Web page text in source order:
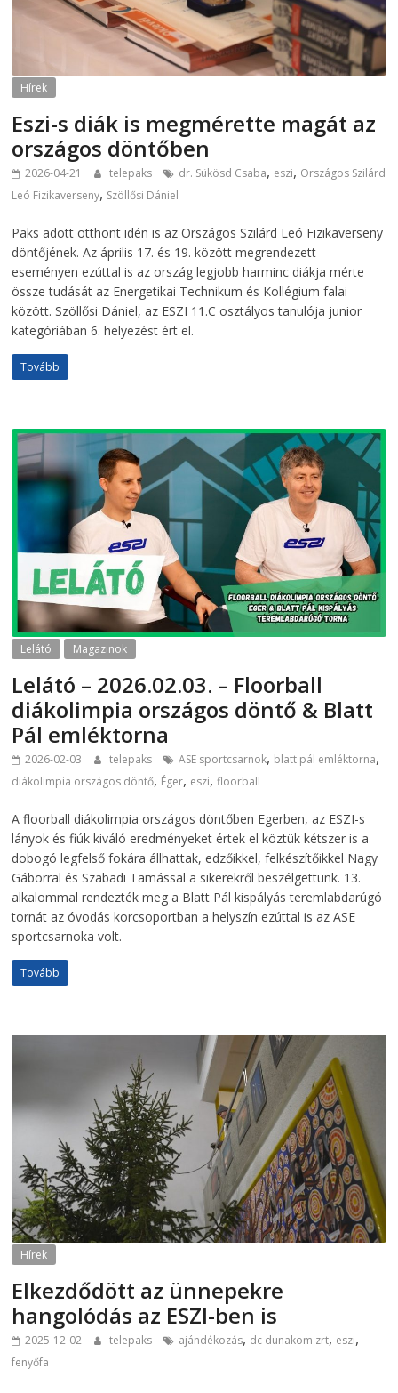
Hírek
Eszi-s diák is megmérette magát az
országos döntőben
2026-04-21 telepaks dr. Sükösd Csaba, eszi, Országos Szilárd
Leó Fizikaverseny, Szöllősi Dániel
Paks adott otthont idén is az Országos Szilárd Leó Fizikaverseny
döntőjének. Az április 17. és 19. között megrendezett
eseményen ezúttal is az ország legjobb harminc diákja mérte
össze tudását az Energetikai Technikum és Kollégium falai
között. Szöllősi Dániel, az ESZI 11.C osztályos tanulója junior
kategóriában 6. helyezést ért el.
Tovább
Lelátó Magazinok
Lelátó – 2026.02.03. – Floorball
diákolimpia országos döntő & Blatt
Pál emléktorna
2026-02-03 telepaks ASE sportcsarnok, blatt pál emléktorna,
diákolimpia országos döntő, Éger, eszi,floorball
A floorball diákolimpia országos döntőben Egerben, az ESZI-s
lányok és fiúk kiváló eredményeket értek el köztük kétszer is a
dobogó legfelső fokára állhattak, edzőikkel, felkészítőikkel Nagy
Gáborral és Szabadi Tamással a sikerekről beszélgettünk. 13.
alkalommal rendezték meg a Blatt Pál kispályás teremlabdarúgó
tornát az óvodás korcsoportban a helyszín ezúttal is az ASE
sportcsarnoka volt.
Tovább
Hírek
Elkezdődött az ünnepekre
hangolódás az ESZI-ben is
2025-12-02 telepaks ajándékozás, dc dunakom zrt, eszi,
fenyőfa